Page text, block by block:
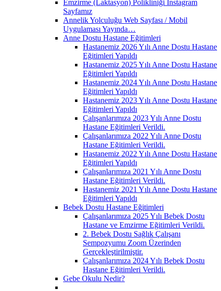
Emzirme (Laktasyon) Polikliniği İnstagram
Sayfamız
Annelik Yolculuğu Web Sayfası / Mobil
Uygulaması Yayında…
Anne Dostu Hastane Eğitimleri
Hastanemiz 2026 Yılı Anne Dostu Hastane
Eğitimleri Yapıldı
Hastanemiz 2025 Yılı Anne Dostu Hastane
Eğitimleri Yapıldı
Hastanemiz 2024 Yılı Anne Dostu Hastane
Eğitimleri Yapıldı
Hastanemiz 2023 Yılı Anne Dostu Hastane
Eğitimleri Yapıldı
Çalışanlarımıza 2023 Yılı Anne Dostu
Hastane Eğitimleri Verildi.
Çalışanlarımıza 2022 Yılı Anne Dostu
Hastane Eğitimleri Verildi.
Hastanemiz 2022 Yılı Anne Dostu Hastane
Eğitimleri Yapıldı
Çalışanlarımıza 2021 Yılı Anne Dostu
Hastane Eğitimleri Verildi.
Hastanemiz 2021 Yılı Anne Dostu Hastane
Eğitimleri Yapıldı
Bebek Dostu Hastane Eğitimleri
Çalışanlarımıza 2025 Yılı Bebek Dostu
Hastane ve Emzirme Eğitimleri Verildi.
2. Bebek Dostu Sağlık Çalışanı
Sempozyumu Zoom Üzerinden
Gerçekleştirilmiştir.
Çalışanlarımıza 2024 Yılı Bebek Dostu
Hastane Eğitimleri Verildi.
Gebe Okulu Nedir?